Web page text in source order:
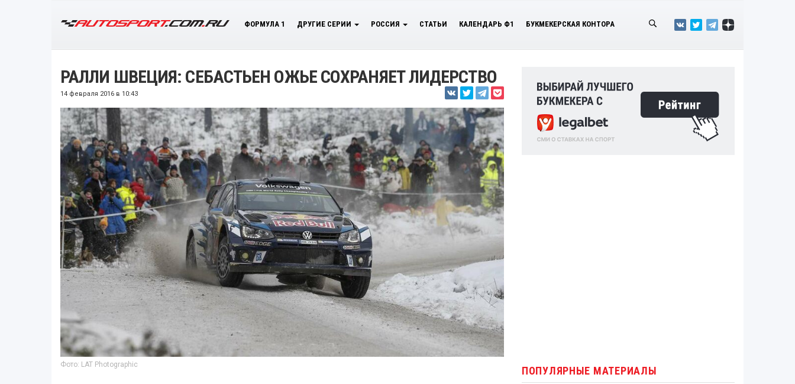
ФОРМУЛА 1 ДРУГИЕ СЕРИИ РОССИЯ СТАТЬИ КАЛЕНДАРЬ Ф1 БУКМЕКЕРСКАЯ КОНТОРА
РАЛЛИ ШВЕЦИЯ: СЕБАСТЬЕН ОЖЬЕ СОХРАНЯЕТ ЛИДЕРСТВО
14 февраля 2016 в 10:43
Фото: LAT Photographic ПОПУЛЯРНЫЕ МАТЕРИАЛЫ